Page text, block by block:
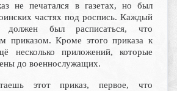
не печатался в газетах, но был
частях под роспись. Каждый
должен был расписаться, что
приказом. Кроме этого приказа к
несколько приложений, которые
до военнослужащих.
этот приказ, первое, что